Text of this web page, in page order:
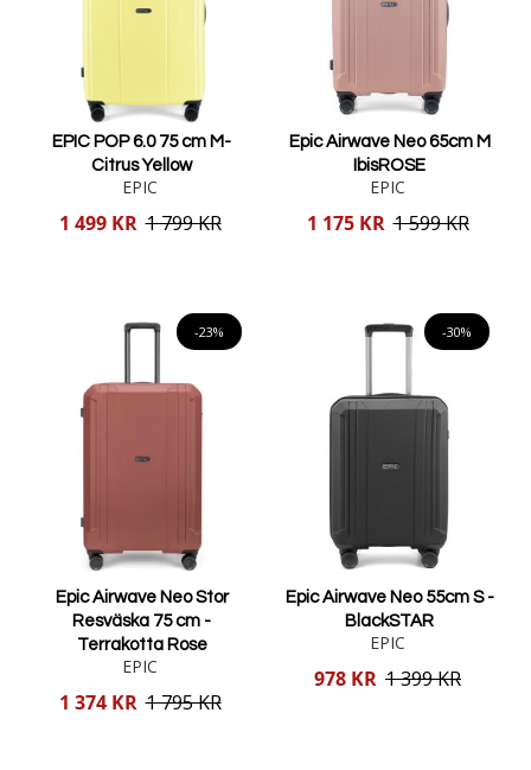
EPIC POP 6.0 75 cm M-
Citrus Yellow
EPIC
Reducerat
1 499 KR 1 799 KR
Epic Airwave Neo 65cm M
IbisROSE
EPIC
Reducerat
1 175 KR 1 599 KR
-23%
Epic Airwave Neo Stor
Resväska 75 cm -
Terrakotta Rose
EPIC
Reducerat
1 374 KR 1 795 KR
-30%
Epic Airwave Neo 55cm S -
BlackSTAR
EPIC
Reducerat
978 KR 1 399 KR